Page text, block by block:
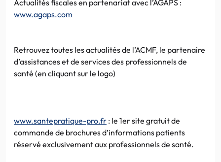
Actualités fiscales en partenariat avec l’AGAPS :
www.agaps.com
Retrouvez toutes les actualités de l’ACMF, le partenaire
d’assistances et de services des professionnels de
santé (en cliquant sur le logo)
www.santepratique-pro.fr : le 1er site gratuit de
commande de brochures d’informations patients
réservé exclusivement aux professionnels de santé.